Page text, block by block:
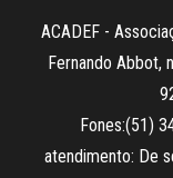
ACADEF -
Fernando Abbot,
Fones:(51)
atendimento: De